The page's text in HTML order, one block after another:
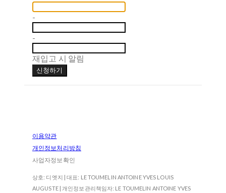
-
-
재입고 시 알림
신청하기
이용약관
개인정보처리방침
사업자정보확인
상호: 디엣지 | 대표: LE TOUMELIN ANTOINE YVES LOUIS
AUGUSTE | 개인정보관리책임자: LE TOUMELIN ANTOINE YVES